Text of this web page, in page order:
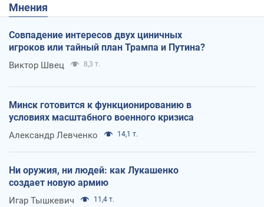
Мнения
Совпадение интересов двух циничных
игроков или тайный план Трампа и Путина?
Виктор Швец 8,3 т.
Минск готовится к функционированию в
условиях масштабного военного кризиса
Александр Левченко 14,1 т.
Ни оружия, ни людей: как Лукашенко
создает новую армию
Игар Тышкевич 11,4 т.